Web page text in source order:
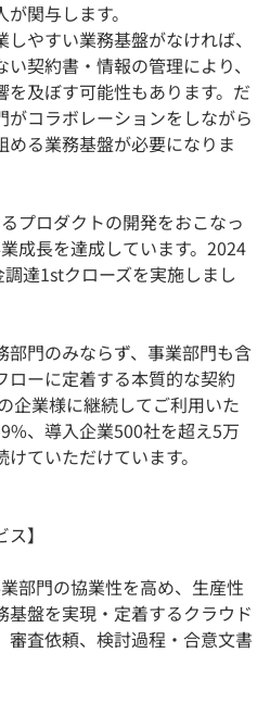
関与します。
やすい業務基盤がなければ、
契約書・情報の管理により、
及ぼす可能性もあります。だ
がコラボレーションをしながら
る業務基盤が必要になりま
プロダクトの開発をおこなっ
成長を達成しています。2024
達1stクローズを実施しまし
部門のみならず、事業部門も含
ローに定着する本質的な契約
企業様に継続してご利用いた
、導入企業500社を超え5万
ていただけています。
】
部門の協業性を高め、生産性
基盤を実現・定着するクラウド
審査依頼、検討過程・合意文書